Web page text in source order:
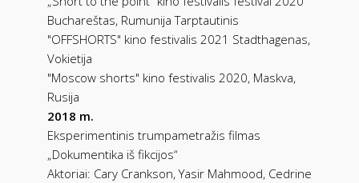
Buchareštas, Rumunija Tarptautinis
"OFFSHORTS" kino festivalis 2021 Stadthagenas,
Vokietija
"Moscow shorts" kino festivalis 2020, Maskva,
Rusija
2018 m.
Eksperimentinis trumpametražis filmas
„Dokumentika iš fikcijos“
Aktoriai: Cary Crankson, Yasir Mahmood, Cedrine